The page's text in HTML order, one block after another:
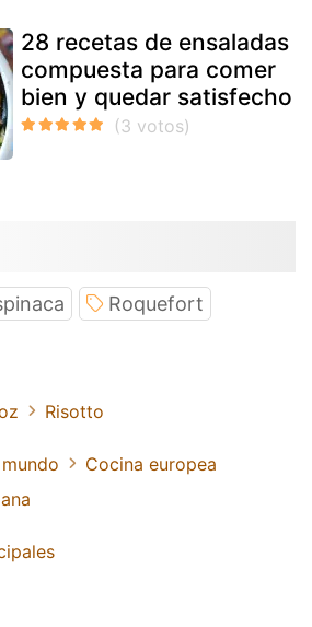
28 recetas de ensaladas
compuesta para comer
bien y quedar satisfecho
Roquefort
Risotto
Cocina europea